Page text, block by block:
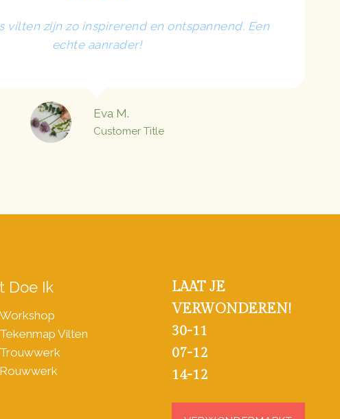
vilten zijn zo inspirerend en ontspannend. Een
echte aanrader!
Eva M.
Customer Title
Doe Ik
Workshop
Tekenmap Vilten
Trouwwerk
Rouwwerk
LAAT JE
VERWONDEREN!
30-11
07-12
14-12